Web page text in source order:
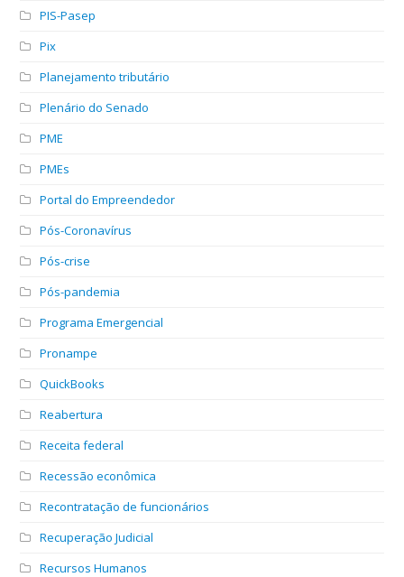
PIS-Pasep
Pix
Planejamento tributário
Plenário do Senado
PME
PMEs
Portal do Empreendedor
Pós-Coronavírus
Pós-crise
Pós-pandemia
Programa Emergencial
Pronampe
QuickBooks
Reabertura
Receita federal
Recessão econômica
Recontratação de funcionários
Recuperação Judicial
Recursos Humanos